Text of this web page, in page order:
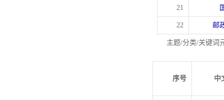
21
22 邮
主题/分类/关键词
序号 中